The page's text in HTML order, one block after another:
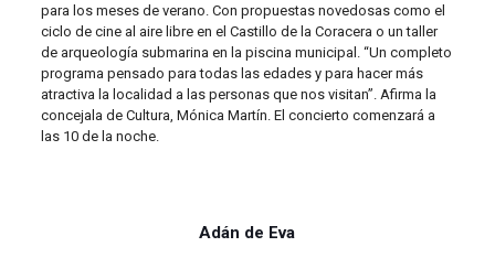
para los meses de verano. Con propuestas novedosas como el
ciclo de cine al aire libre en el Castillo de la Coracera o un taller
de arqueología submarina en la piscina municipal. “Un completo
programa pensado para todas las edades y para hacer más
atractiva la localidad a las personas que nos visitan”. Afirma la
concejala de Cultura, Mónica Martín. El concierto comenzará a
las 10 de la noche.
Adán de Eva